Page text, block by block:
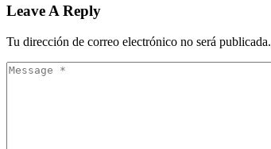
Leave A Reply
Tu dirección de correo electrónico no será publicada.